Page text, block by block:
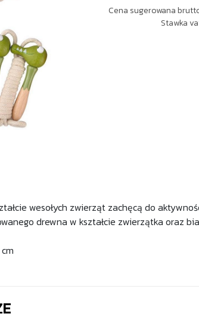
Cena sugerowana
Stawka
wesołych zwierząt zachęcą do
drewna w kształcie zwierzątka oraz